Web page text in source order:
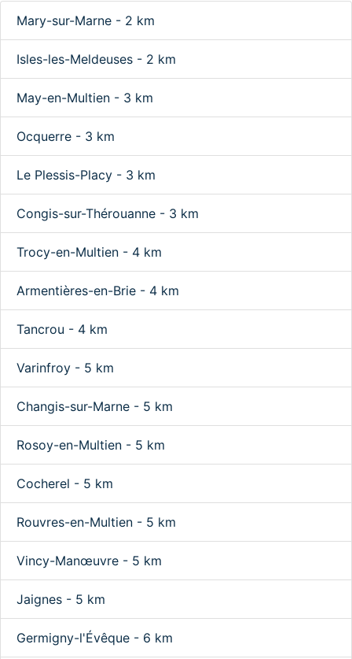
Mary-sur-Marne - 2 km
Isles-les-Meldeuses - 2 km
May-en-Multien - 3 km
Ocquerre - 3 km
Le Plessis-Placy - 3 km
Congis-sur-Thérouanne - 3 km
Trocy-en-Multien - 4 km
Armentières-en-Brie - 4 km
Tancrou - 4 km
Varinfroy - 5 km
Changis-sur-Marne - 5 km
Rosoy-en-Multien - 5 km
Cocherel - 5 km
Rouvres-en-Multien - 5 km
Vincy-Manœuvre - 5 km
Jaignes - 5 km
Germigny-l'Évêque - 6 km